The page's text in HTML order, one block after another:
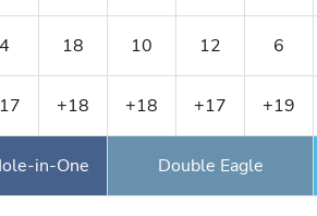
4 18 10 12 6
+18 +18 +17 +19
in-One Double Eagle